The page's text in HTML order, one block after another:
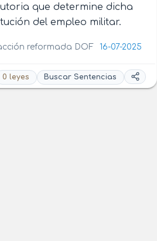
que determine dicha
del empleo militar.
reformada DOF 16-07-2025
0 leyes Buscar Sentencias